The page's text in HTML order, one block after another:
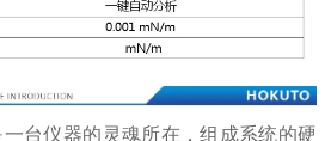
台仪器的灵魂所在，组成系统的硬